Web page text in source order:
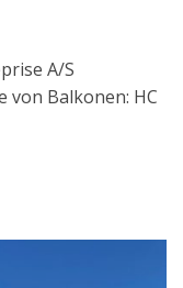
A/S
Balkonen: HC